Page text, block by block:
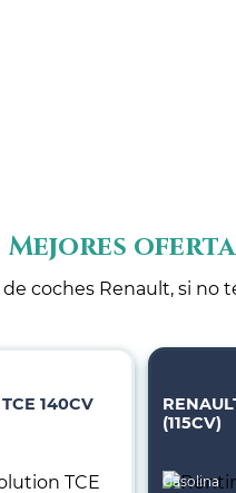
Mejores
de coches Renault, si
140CV
(115CV)
Gasolina